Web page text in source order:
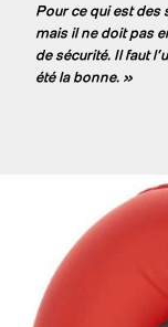
Pour ce qui est des
mais il ne doit pas
de sécurité. Il faut
été la bonne. »